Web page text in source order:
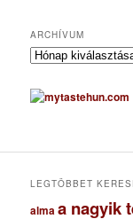
ARCHÍVUM
A
c
h
u
LEGTÖBBET
almaa nagyik